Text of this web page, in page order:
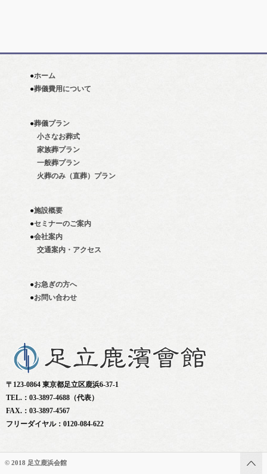
●ホーム
●葬儀費用について
●葬儀プラン
小さなお葬式
家族葬プラン
一般葬プラン
火葬のみ（直葬）プラン
●施設概要
●セミナーのご案内
●会社案内
交通案内・アクセス
●お急ぎの方へ
●お問い合わせ
〒123-0864 東京都足立区鹿浜6-37-1
TEL.：03-3897-4688（代表）
FAX.：03-3897-4567
フリーダイヤル：0120-084-622
© 2018 足立鹿浜会館